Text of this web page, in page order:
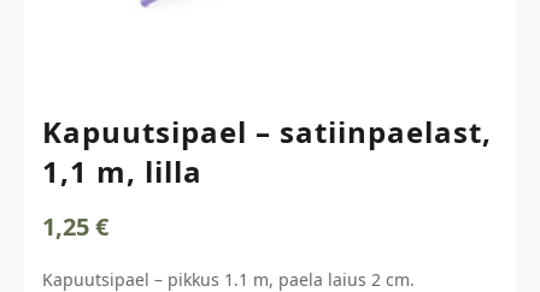
Kapuutsipael – satiinpaelast,
1,1 m, lilla
1,25€
Kapuutsipael – pikkus 1.1 m, paela laius 2 cm.